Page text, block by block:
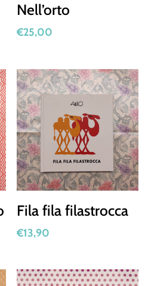
Nell’orto
€25,00
Fila fila filastrocca
€13,90